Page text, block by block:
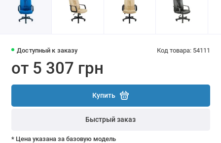
Доступный к заказу Код товара: 54111
от 5 307 грн
Купить
Быстрый заказ
* Цена указана за базовую модель